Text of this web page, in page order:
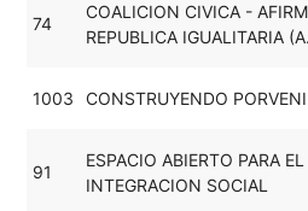
74
COALICION CIVICA -
REPUBLICA IGUALITARIA
1003 CONSTRUYENDO
91
ESPACIO ABIERTO PARA
INTEGRACION SOCIAL